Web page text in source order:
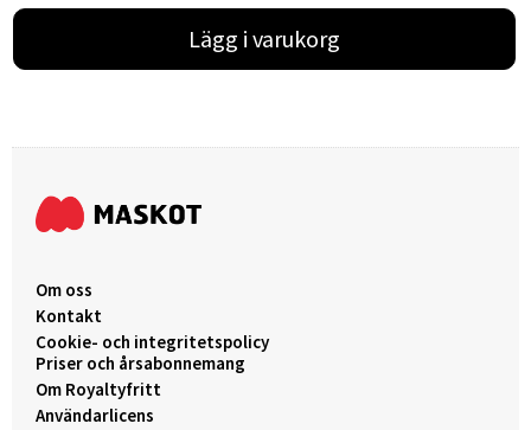
Lägg i varukorg
Om oss
Kontakt
Cookie- och integritetspolicy
Priser och årsabonnemang
Om Royaltyfritt
Användarlicens